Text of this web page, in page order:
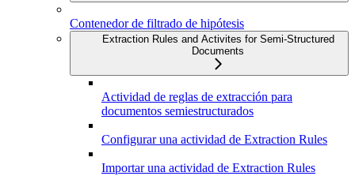
Contenedor de filtrado de hipótesis
Extraction Rules and Activites for Semi-Structured
Documents
Actividad de reglas de extracción para
documentos semiestructurados
Configurar una actividad de Extraction Rules
Importar una actividad de Extraction Rules